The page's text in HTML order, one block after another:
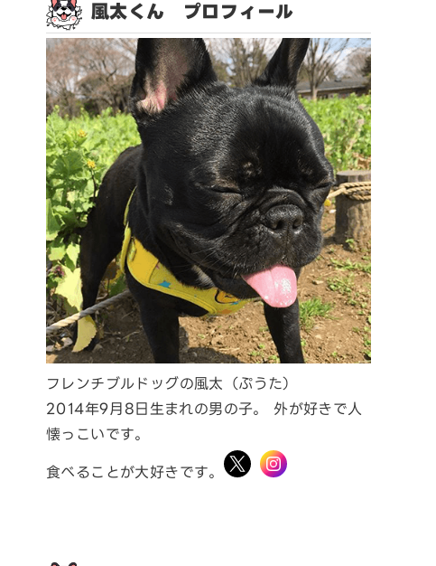
風太くん プロフィール
フレンチブルドッグの風太（ぷうた）
2014年9月8日生まれの男の子。 外が好きで人
懐っこいです。
食べることが大好きです。